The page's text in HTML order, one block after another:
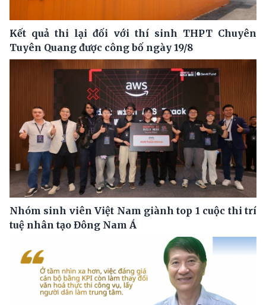
Kết quả thi lại đối với thí sinh THPT Chuyên
Tuyên Quang được công bố ngày 19/8
Nhóm sinh viên Việt Nam giành top 1 cuộc thi trí
tuệ nhân tạo Đông Nam Á